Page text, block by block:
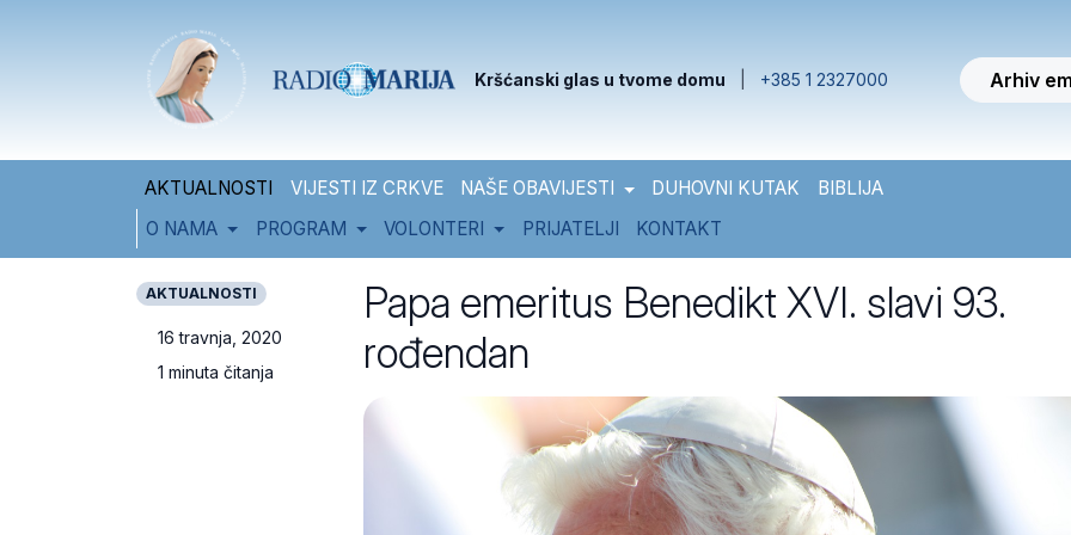
Kršćanski glas u tvome domu +385 1 2327000 Arhiv
AKTUALNOSTI VIJESTI IZ CRKVE NAŠE OBAVIJESTI DUHOVNI KUTAK
BIBLIJA
O NAMA
PROGRAM VOLONTERI PRIJATELJI KONTAKT
AKTUALNOSTI
16 travnja, 2020
1 minuta čitanja
Papa emeritus Benedikt XVI. slavi 93.
rođendan